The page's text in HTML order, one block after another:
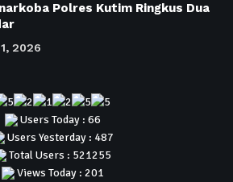
Polres Kutim Ringkus Dua
2026
Users Today : 66
Users Yesterday : 487
Total Users : 521255
Views Today : 201